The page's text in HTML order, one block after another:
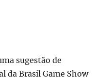
sugestão de
da Brasil Game Show